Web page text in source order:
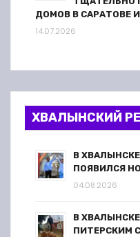
ДОМОВ В САРАТОВЕ
14.07.2026
ХВАЛЫНСКИЙ
В
ПОЯВИЛСЯ
04.08.2026
В
ПИТЕРСКИМ